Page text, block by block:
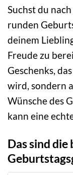
Suchst du
runden
deinem
Freude zu
Geschenks,
wird, sondern
Wünsche des
kann eine
Das sind